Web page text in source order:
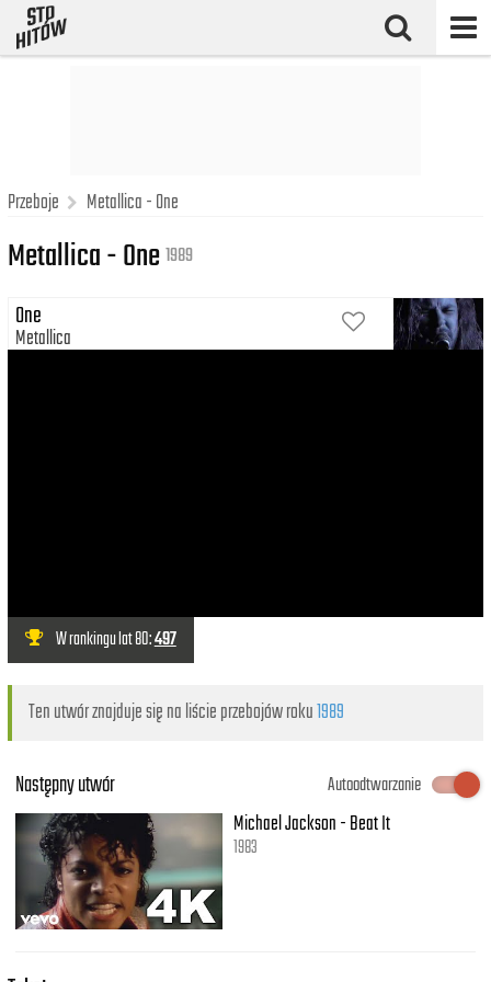
Przeboje Metallica - One
Metallica - One1989
One
Metallica
W rankingu lat 80:497
Ten utwór znajduje się na liście przebojów roku1989
Następny utwór
Autoodtwarzanie
Michael Jackson - Beat It
1983